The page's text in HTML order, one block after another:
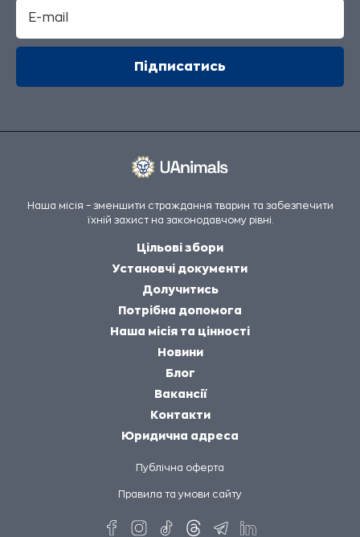
Наша місія – зменшити страждання тварин та забезпечити
їхній захист на законодавчому рівні.
Цільові збори
Установчі документи
Долучитись
Потрібна допомога
Наша місія та цінності
Новини
Блог
Вакансії
Контакти
Юридична адреса
Публічна оферта
Правила та умови сайту